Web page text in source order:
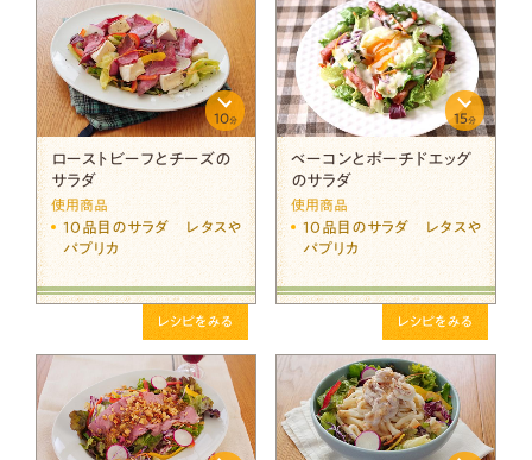
ローストビーフとチーズの
サラダ
10分
使用商品
10品目のサラダ レタスや
パプリカ
レシピをみる
ベーコンとポーチドエッグ
のサラダ
15分
使用商品
10品目のサラダ レタスや
パプリカ
レシピをみる